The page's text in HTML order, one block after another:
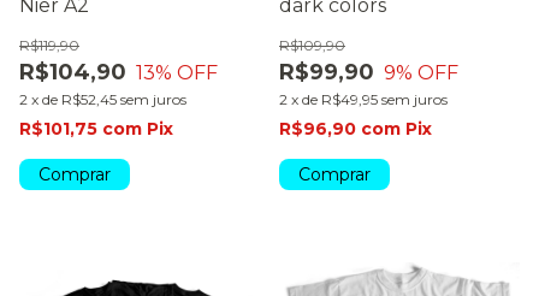
Nier A2
R$104,90
R$119,90
13% OFF
2 x de R$52,45 sem juros
R$101,75 com Pix
Comprar
dark colors
R$99,90
R$109,90
9% OFF
2 x de R$49,95 sem juros
R$96,90 com Pix
Comprar